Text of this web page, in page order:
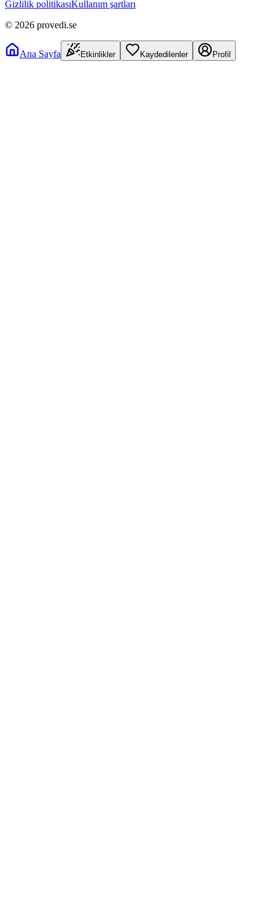
Gizlilik politikasıKullanım şartları
© 2026 provedi.se
Ana Sayfa Etkinlikler Kaydedilenler Profil